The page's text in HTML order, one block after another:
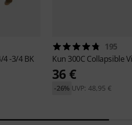
-3/4 BK
195
Kun 300C Collapsible
36 €
UVP: 48,95 €
-26%